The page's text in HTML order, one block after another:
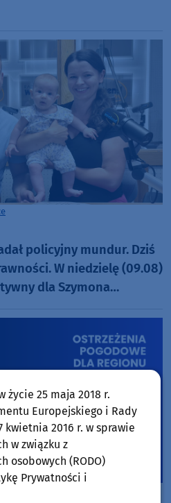
policyjny mundur. Dziś
W niedzielę (09.08)
dla Szymona
życie 25 maja 2018 r.
Europejskiego i Rady
kwietnia 2016 r. w sprawie
w związku z
osobowych (RODO)
Prywatności i